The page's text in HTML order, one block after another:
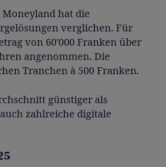
hat die
verglichen. Für
von 60'000 Franken über
angenommen. Die
Tranchen à 500 Franken.
günstiger als
zahlreiche digitale